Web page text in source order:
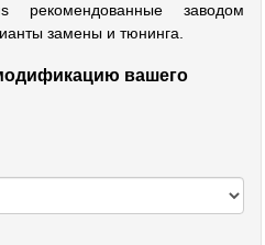
заводом
замены и тюнинга.
вашего